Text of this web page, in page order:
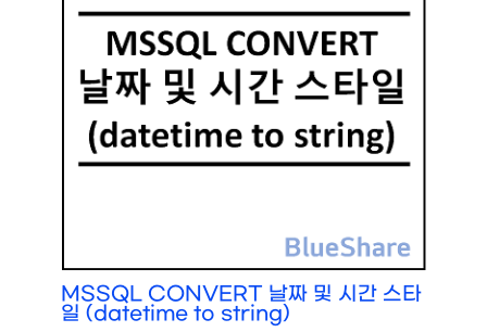
MSSQL CONVERT 날짜 및 시간 스타
일 (datetime to string)